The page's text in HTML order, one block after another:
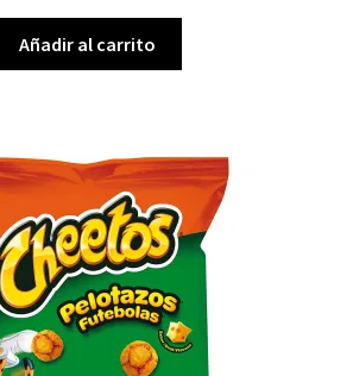
Añadir al carrito